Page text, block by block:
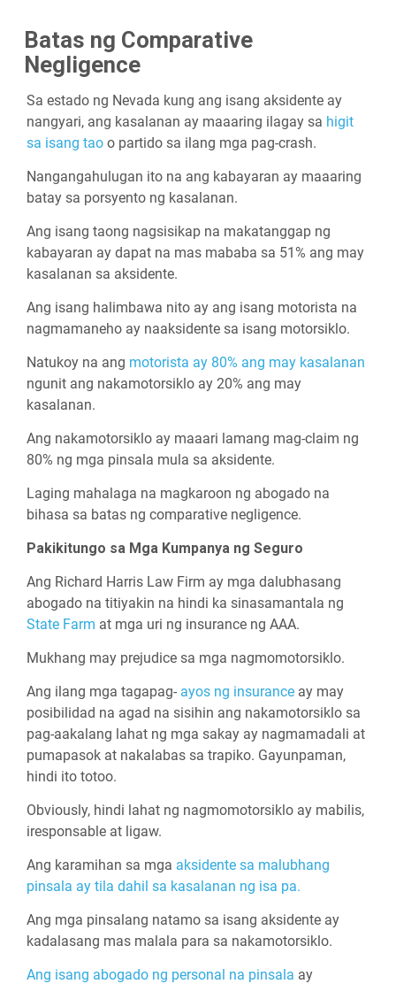
Batas ng Comparative
Negligence
Sa estado ng Nevada kung ang isang aksidente ay
nangyari, ang kasalanan ay maaaring ilagay sa higit
sa isang tao o partido sa ilang mga pag-crash.
Nangangahulugan ito na ang kabayaran ay maaaring
batay sa porsyento ng kasalanan.
Ang isang taong nagsisikap na makatanggap ng
kabayaran ay dapat na mas mababa sa 51% ang may
kasalanan sa aksidente.
Ang isang halimbawa nito ay ang isang motorista na
nagmamaneho ay naaksidente sa isang motorsiklo.
Natukoy na ang motorista ay 80% ang may kasalanan
ngunit ang nakamotorsiklo ay 20% ang may
kasalanan.
Ang nakamotorsiklo ay maaari lamang mag-claim ng
80% ng mga pinsala mula sa aksidente.
Laging mahalaga na magkaroon ng abogado na
bihasa sa batas ng comparative negligence.
Pakikitungo sa Mga Kumpanya ng Seguro
Ang Richard Harris Law Firm ay mga dalubhasang
abogado na titiyakin na hindi ka sinasamantala ng
State Farm at mga uri ng insurance ng AAA.
Mukhang may prejudice sa mga nagmomotorsiklo.
Ang ilang mga tagapag- ayos ng insurance ay may
posibilidad na agad na sisihin ang nakamotorsiklo sa
pag-aakalang lahat ng mga sakay ay nagmamadali at
pumapasok at nakalabas sa trapiko. Gayunpaman,
hindi ito totoo.
Obviously, hindi lahat ng nagmomotorsiklo ay mabilis,
iresponsable at ligaw.
Ang karamihan sa mga aksidente sa malubhang
pinsala ay tila dahil sa kasalanan ng isa pa.
Ang mga pinsalang natamo sa isang aksidente ay
kadalasang mas malala para sa nakamotorsiklo.
Ang isang abogado ng personal na pinsala ay